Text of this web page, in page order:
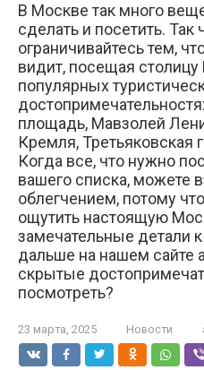
В Москве так много
сделать и посетить. Так
ограничивайтесь тем,
видит, посещая
популярных
площадь, Мавзолей
Кремля, Третьяковская
Когда все, что нужно
вашего списка, можете
облегчением, потому
ощутить настоящую
замечательные детали
дальше на нашем сайте
скрытые
посмотреть?
23 марта, 2025 Новости